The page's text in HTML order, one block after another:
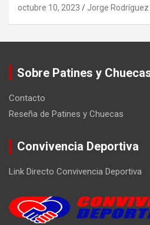
octubre 10, 2023 Jorge Rodríguez
Sobre Patines y
Contacto
Reseña de Patines y Chuecas
Convivencia Deportiva
Link Directo Convivencia Deportiva